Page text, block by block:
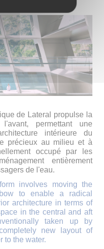
de Lateral propulse la
permettant une
intérieure du
précieux au milieu et à
occupé par les
entièrement
de l'eau.
involves moving the
to enable a radical
architecture in terms of
in the central and aft
taken up by
new layout of
to the water.